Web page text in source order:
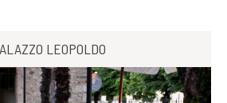
LEOPOLDO